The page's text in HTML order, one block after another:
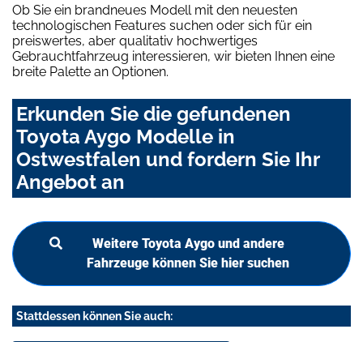
Ob Sie ein brandneues Modell mit den neuesten
technologischen Features suchen oder sich für ein
preiswertes, aber qualitativ hochwertiges
Gebrauchtfahrzeug interessieren, wir bieten Ihnen eine
breite Palette an Optionen.
Erkunden Sie die gefundenen
Toyota Aygo Modelle in
Ostwestfalen und fordern Sie Ihr
Angebot an
Weitere Toyota Aygo und andere
Fahrzeuge können Sie hier suchen
Stattdessen können Sie auch: